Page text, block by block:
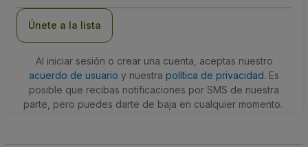
Únete a la lista
Al iniciar sesión o crear una cuenta, aceptas nuestro
acuerdo de usuario y nuestra política de privacidad. Es
posible que recibas notificaciones por SMS de nuestra
parte, pero puedes darte de baja en cualquier momento.